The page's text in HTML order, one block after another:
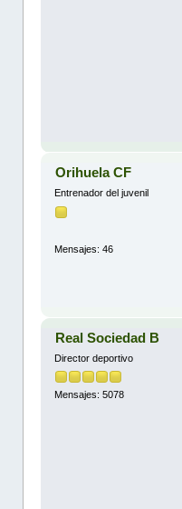
Orihuela CF
Entrenador del juvenil
Mensajes: 46
Real Sociedad B
Director deportivo
Mensajes: 5078